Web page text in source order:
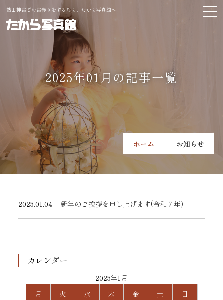
熱田神宮でお宮参りをするなら、たから写真館へ
2025年01月の記事一覧
ホーム お知らせ
2025.01.04 新年のご挨拶を申し上げます(令和７年)
カレンダー
2025年1月
月
火 水 木 金 土
日